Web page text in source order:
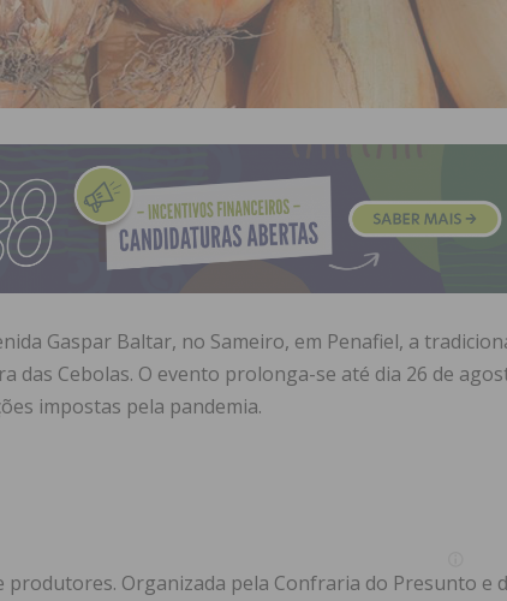
Gaspar Baltar, no Sameiro, em Penafiel, a
das Cebolas. O evento prolonga-se até dia 26 de
impostas pela pandemia.
produtores. Organizada pela Confraria do Presunto e